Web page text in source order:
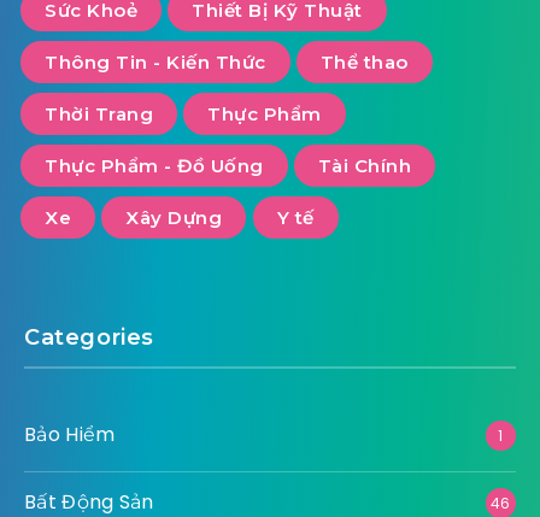
Sức Khoẻ Thiết Bị Kỹ Thuật
Thông Tin - Kiến Thức Thể thao
Thời Trang Thực Phẩm
Thực Phẩm - Đồ Uống Tài Chính
Xe Xây Dựng Y tế
Categories
Bảo Hiểm 1
Bất Động Sản 46